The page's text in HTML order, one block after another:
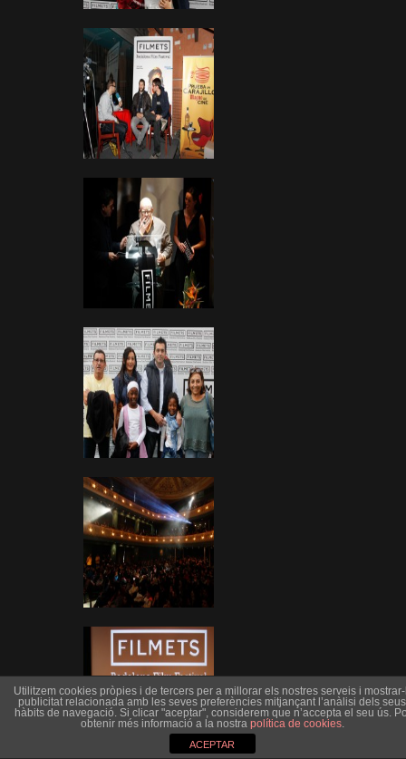
Utilitzem cookies pròpies i de tercers per a millorar els nostres serveis i
publicitat relacionada amb les seves preferències mitjançant l’anàlisi dels seus
hàbits de navegació. Si clicar "aceptar", considerem que n’accepta el seu ús.
obtenir més informació a la nostra política de cookies.
ACEPTAR